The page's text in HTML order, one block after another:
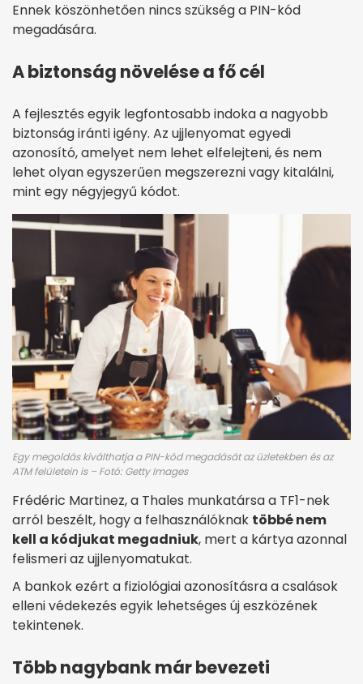
Ennek köszönhetően nincs szükség a PIN-kód
megadására.
A biztonság növelése a fő cél
A fejlesztés egyik legfontosabb indoka a nagyobb
biztonság iránti igény. Az ujjlenyomat egyedi
azonosító, amelyet nem lehet elfelejteni, és nem
lehet olyan egyszerűen megszerezni vagy kitalálni,
mint egy négyjegyű kódot.
Egy megoldás kiválthatja a PIN-kód megadását az üzletekben és az
ATM felületein is – Fotó: Getty Images
Frédéric Martinez, a Thales munkatársa a TF1-nek
arról beszélt, hogy a felhasználóknak többé nem
kell a kódjukat megadniuk, mert a kártya azonnal
felismeri az ujjlenyomatukat.
A bankok ezért a fiziológiai azonosításra a csalások
elleni védekezés egyik lehetséges új eszközének
tekintenek.
Több nagybank már bevezeti